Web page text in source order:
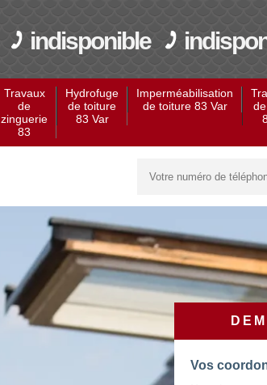
indisponible
Travaux
de
zinguerie
83
Hydrofuge
de toiture
83 Var
Imperméabilisation
de toiture 83 Var
Vos